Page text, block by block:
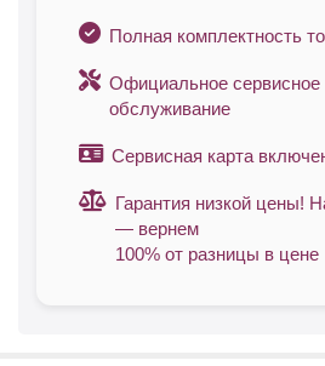
Полная комплектность
Официальное сервисное
обслуживание
Сервисная карта
Гарантия низкой цены!
— вернем
100% от разницы в цене